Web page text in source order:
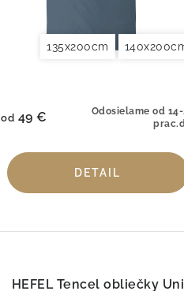
240x220cm
155x220cm
135x200cm
Odosielame od
od 49 €
DETAIL
HEFEL Tencel obliečky Uni